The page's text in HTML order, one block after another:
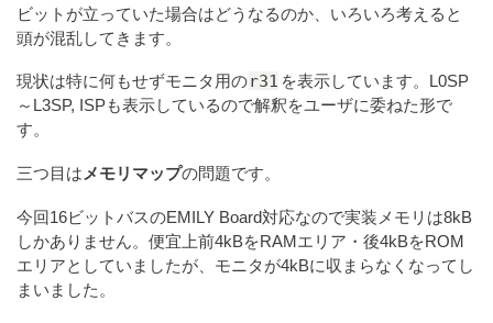
ビットが立っていた場合はどうなるのか、いろいろ考えると
頭が混乱してきます。
現状は特に何もせずモニタ用のr31 を表示しています。L0SP
～L3SP, ISPも表示しているので解釈をユーザに委ねた形で
す。
三つ目は メモリマップの問題です。
今回16ビットバスのEMILY Board対応なので実装メモリは8kB
しかありません。便宜上前4kBをRAMエリア・後4kBをROM
エリアとしていましたが、モニタが4kBに収まらなくなってし
まいました。